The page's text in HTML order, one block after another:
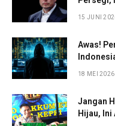
15 JUNI
Awas!
18 MEI 2026
Jangan
Hijau, Ini